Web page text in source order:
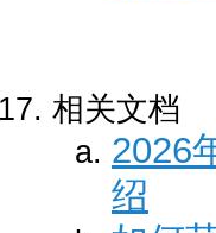
相关文档
2026
绍